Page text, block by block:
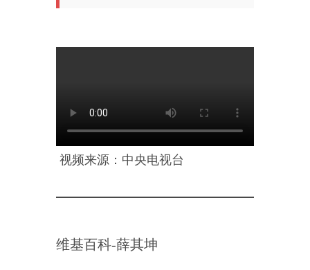
视频来源：中央电视台
维基百科-薛其坤